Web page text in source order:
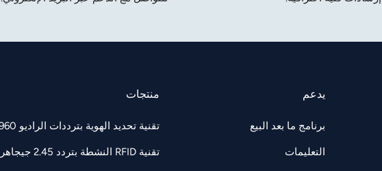
يدعم
برنامج ما بعد البيع
التعليمات
منتجات
تقنية تحديد الهوية بترددات الراديو UHF 860-960 ميجاهرتز
تقنية RFID النشطة بتردد 2.45 جيجاهرتز